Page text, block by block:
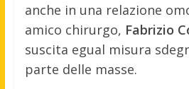
anche in una relazione
amico chirurgo, Fabrizio
suscita egual misura
parte delle masse.